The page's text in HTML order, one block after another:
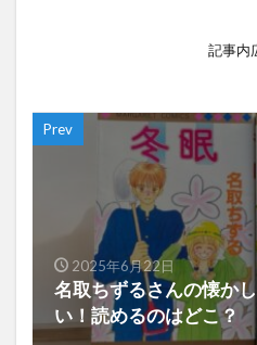
記事内
Prev
2025年6月22日
名取ちずるさんの懐か
い！読めるのはどこ？